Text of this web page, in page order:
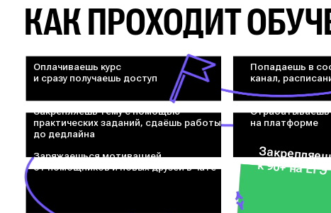
КАК ПРОХОДИТ
Оплачиваешь курс
и сразу получаешь доступ
Попадаешь в
канал,
Закрепляешь тему с помощью
практических заданий, сдаёшь работы
до дедлайна
на платформе
Заряжаешься мотивацией
от помощников и новых друзей в чате
Закрепляешь результат и идёшь к 90+ на ЕГЭ